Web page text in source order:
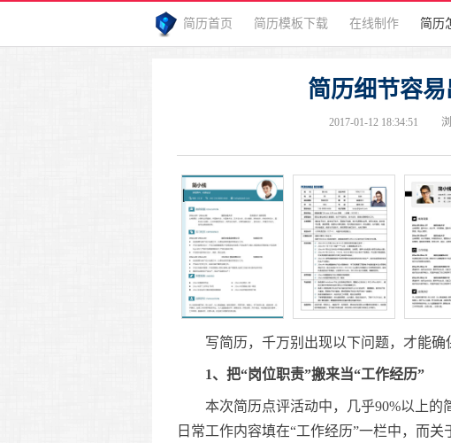
简历首页 简历模板下载 在线制作 简历
简历细节容
2017-01-12 18:34:51
写简历，千万别出现以下问题，才能确
1、把“岗位职责”搬来当“工作经历”
本次简历点评活动中，几乎90%以上的
日常工作内容填在“工作经历”一栏中，而